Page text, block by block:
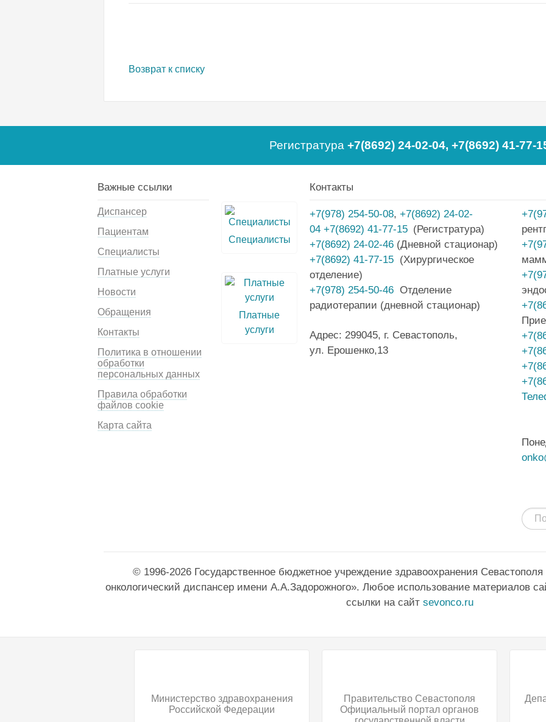
Возврат к списку
Регистратура +7(8692) 24-02-04, +7(8692) 41-77-
Важные ссылки
Диспансер
Пациентам
Специалисты
Платные услуги
Новости
Обращения
Контакты
Политика в отношении
обработки
персональных данных
Правила обработки
файлов cookie
Карта сайта
Специалисты
Платные
услуги
Контакты
+7(978) 254-50-08, +7(8692) 24-02-
04 +7(8692) 41-77-15 (Регистратура)
+7(8692) 24-02-46 (Дневной стационар)
+7(8692) 41-77-15 (Хирургическое
отделение)
+7(978) 254-50-46 Отделение
радиотерапии (дневной стационар)
Адрес: 299045, г. Севастополь,
ул. Ерошенко,13
© 1996-2026 Государственное бюджетное учреждение здравоохранения Севастополя
онкологический диспансер имени А.А.Задорожного». Любое использование материалов
ссылки на сайт sevonco.ru
Министерство здравохранения
Российской Федерации
Правительство Севастополя
Официальный портал органов